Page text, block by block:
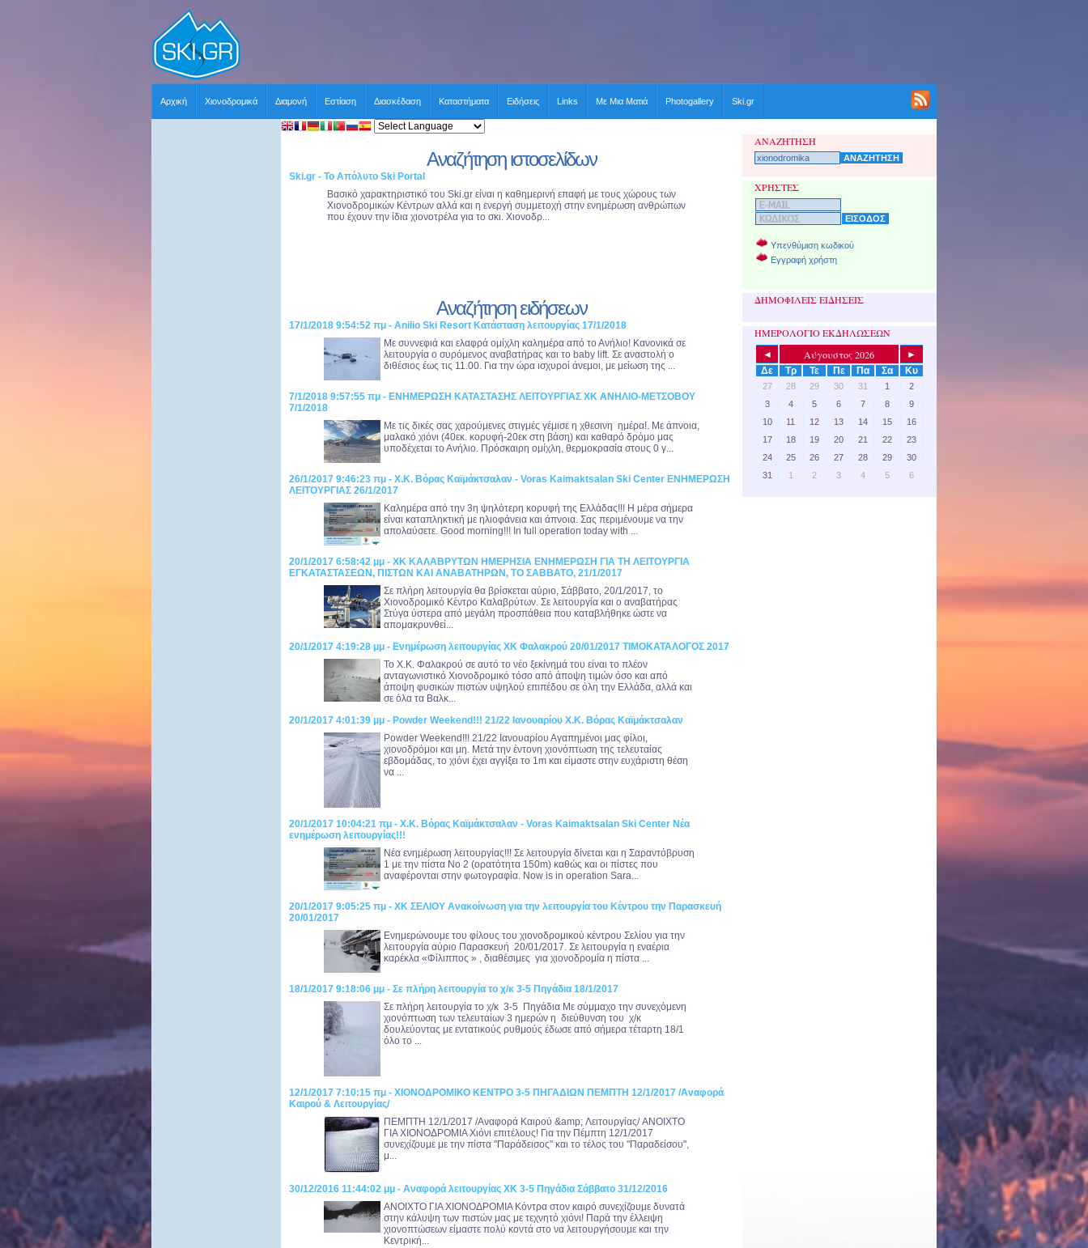
Αρχική Χιονοδρομικά Διαμονή Εστίαση Διασκέδαση Καταστήματα Ειδήσεις Links Με Μια Ματιά Photogallery Ski.gr
Αναζήτηση ιστοσελίδων
Ski.gr - Το Απόλυτο Ski Portal
Βασικό χαρακτηριστικό του Ski.gr είναι η καθημερινή επαφή με τους χώρους των
Χιονοδρομικών Κέντρων αλλά και η ενεργή συμμετοχή στην ενημέρωση ανθρώπων
που έχουν την ίδια χιονοτρέλα για το σκι. Χιονοδρ...
Αναζήτηση ειδήσεων
17/1/2018 9:54:52 πμ - Anilio Ski Resort Κατάσταση λειτουργίας 17/1/2018
Με συννεφιά και ελαφρά ομίχλη καλημέρα από το Ανήλιο! Κανονικά σε
λειτουργία ο συρόμενος αναβατήρας και το baby lift. Σε αναστολή ο
διθέσιος έως τις 11.00. Για την ώρα ισχυροί άνεμοι, με μείωση της ...
7/1/2018 9:57:55 πμ - ΕΝΗΜΕΡΩΣΗ ΚΑΤΑΣΤΑΣΗΣ ΛΕΙΤΟΥΡΓΙΑΣ ΧΚ ΑΝΗΛΙΟ-ΜΕΤΣΟΒΟΥ
7/1/2018
Με τις δικές σας χαρούμενες στιγμές γέμισε η χθεσινη ημέρα!. Με άπνοια,
μαλακό χιόνι (40εκ. κορυφή-20εκ στη βάση) και καθαρό δρόμο μας
υποδέχεται το Ανήλιο. Πρόσκαιρη ομίχλη, θερμοκρασία στους 0 γ...
26/1/2017 9:46:23 πμ - Χ.Κ. Βόρας Καϊμάκτσαλαν - Voras Kaimaktsalan Ski Center ΕΝΗΜΕΡΩΣΗ
ΛΕΙΤΟΥΡΓΙΑΣ 26/1/2017
Καλημέρα από την 3η ψηλότερη κορυφή της Ελλάδας!!! Η μέρα σήμερα
είναι καταπληκτική με ηλιοφάνεια και άπνοια. Σας περιμένουμε να την
απολαύσετε. Good morning!!! In full operation today with ...
20/1/2017 6:58:42 μμ - ΧΚ ΚΑΛΑΒΡΥΤΩΝ ΗΜΕΡΗΣΙΑ ΕΝΗΜΕΡΩΣΗ ΓΙΑ ΤΗ ΛΕΙΤΟΥΡΓΙΑ
ΕΓΚΑΤΑΣΤΑΣΕΩΝ, ΠΙΣΤΩΝ ΚΑΙ ΑΝΑΒΑΤΗΡΩΝ, ΤΟ ΣΑΒΒΑΤΟ, 21/1/2017
Σε πλήρη λειτουργία θα βρίσκεται αύριο, Σάββατο, 20/1/2017, το
Χιονοδρομικό Κέντρο Καλαβρύτων. Σε λειτουργία και ο αναβατήρας
Στύγα ύστερα από μεγάλη προσπάθεια που καταβλήθηκε ώστε να
απομακρυνθεί...
20/1/2017 4:19:28 μμ - Ενημέρωση λειτουργίας ΧΚ Φαλακρού 20/01/2017 ΤΙΜΟΚΑΤΑΛΟΓΟΣ 2017
Το Χ.Κ. Φαλακρού σε αυτό το νέο ξεκίνημά του είναι το πλέον
ανταγωνιστικό Χιονοδρομικό τόσο από άποψη τιμών όσο και από
άποψη φυσικών πιστών υψηλού επιπέδου σε όλη την Ελλάδα, αλλά και
σε όλα τα Βαλκ...
20/1/2017 4:01:39 μμ - Powder Weekend!!! 21/22 Ιανουαρίου Χ.Κ. Βόρας Καϊμάκτσαλαν
Powder Weekend!!! 21/22 Ιανουαρίου Αγαπημένοι μας φίλοι,
χιονοδρόμοι και μη. Μετά την έντονη χιονόπτωση της τελευταίας
εβδομάδας, το χιόνι έχει αγγίξει το 1m και είμαστε στην ευχάριστη θέση
να ...
20/1/2017 10:04:21 πμ - Χ.Κ. Βόρας Καϊμάκτσαλαν - Voras Kaimaktsalan Ski Center Νέα
ενημέρωση λειτουργίας!!!
Νέα ενημέρωση λειτουργίας!!! Σε λειτουργία δίνεται και η Σαραντόβρυση
1 με την πίστα Νο 2 (ορατότητα 150m) καθώς και οι πίστες που
αναφέρονται στην φωτογραφία. Now is in operation Sara...
20/1/2017 9:05:25 πμ - ΧΚ ΣΕΛΙΟΥ Ανακοίνωση για την λειτουργία του Κέντρου την Παρασκευή
20/01/2017
Ενημερώνουμε του φίλους του χιονοδρομικού κέντρου Σελίου για την
λειτουργία αύριο Παρασκευή 20/01/2017. Σε λειτουργία η εναέρια
καρέκλα «Φίλιππος » , διαθέσιμες για χιονοδρομία η πίστα ...
18/1/2017 9:18:06 μμ - Σε πλήρη λειτουργία το χ/κ 3-5 Πηγάδια 18/1/2017
Σε πλήρη λειτουργία το χ/κ 3-5 Πηγάδια Με σύμμαχο την συνεχόμενη
χιονόπτωση των τελευταίων 3 ημερών η διεύθυνση του χ/κ
δουλεύοντας με εντατικούς ρυθμούς έδωσε από σήμερα τέταρτη 18/1
όλο το ...
12/1/2017 7:10:15 πμ - ΧΙΟΝΟΔΡΟΜΙΚΟ ΚΕΝΤΡΟ 3-5 ΠΗΓΑΔΙΩΝ ΠΕΜΠΤΗ 12/1/2017 /Αναφορά
Καιρού & Λειτουργίας/
ΠΕΜΠΤΗ 12/1/2017 /Αναφορά Καιρού &amp; Λειτουργίας/ ANOIXTO
ΓΙΑ ΧΙΟΝΟΔΡΟΜΙΑ Χιόνι επιτέλους! Για την Πέμπτη 12/1/2017
συνεχίζουμε με την πίστα "Παράδεισος" και το τέλος του "Παραδείσου",
μ...
30/12/2016 11:44:02 μμ - Αναφορά λειτουργίας ΧΚ 3-5 Πηγάδια Σάββατο 31/12/2016
ANOIXTO ΓΙΑ ΧΙΟΝΟΔΡΟΜΙΑ Κόντρα στον καιρό συνεχίζουμε δυνατά
στην κάλυψη των πιστών μας με τεχνητό χιόνι! Παρά την έλλειψη
χιονοπτώσεων είμαστε πολύ κοντά στο να λειτουργήσουμε και την
Κεντρική...
ΑΝΑΖΗΤΗΣΗ
ΧΡΗΣΤΕΣ
Υπενθύμιση κωδικού
Εγγραφή χρήστη
ΔΗΜΟΦΙΛΕΙΣ ΕΙΔΗΣΕΙΣ
ΗΜΕΡΟΛΟΓΙΟ ΕΚΔΗΛΩΣΕΩΝ
◄ Αύγουστος 2026
►
Δε
Τρ Τε Πε Πα Σα Κυ
27 28 29 30 31 1
2
3
4 5 6 7 8
9
10
11 12 13 14 15
16
17
18 19 20 21 22
23
24
25 26 27 28 29
30
31
1 2 3 4 5 6